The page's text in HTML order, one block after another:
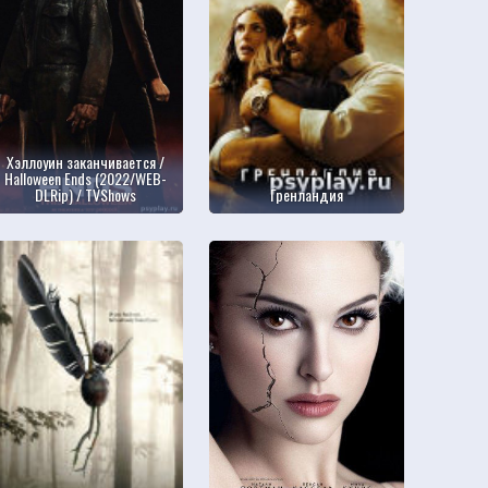
Хэллоуин заканчивается /
Halloween Ends (2022/WEB-
DLRip) / TVShows Гренландия